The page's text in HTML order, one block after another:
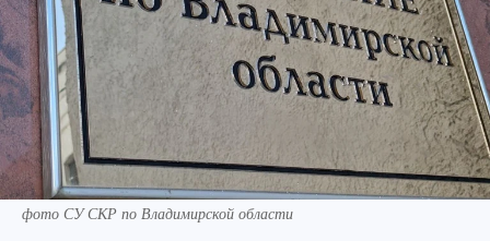
фото СУ СКР по Владимирской области